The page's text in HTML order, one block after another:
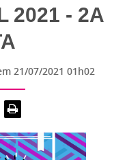
2021 - 2A
21/07/2021 01h02